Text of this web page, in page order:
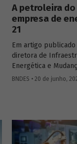
A petroleira
empresa de
21
Em artigo
diretora de
Energética e
Luciana Costa,
representa no
energética para
BNDES • 20 de junho,